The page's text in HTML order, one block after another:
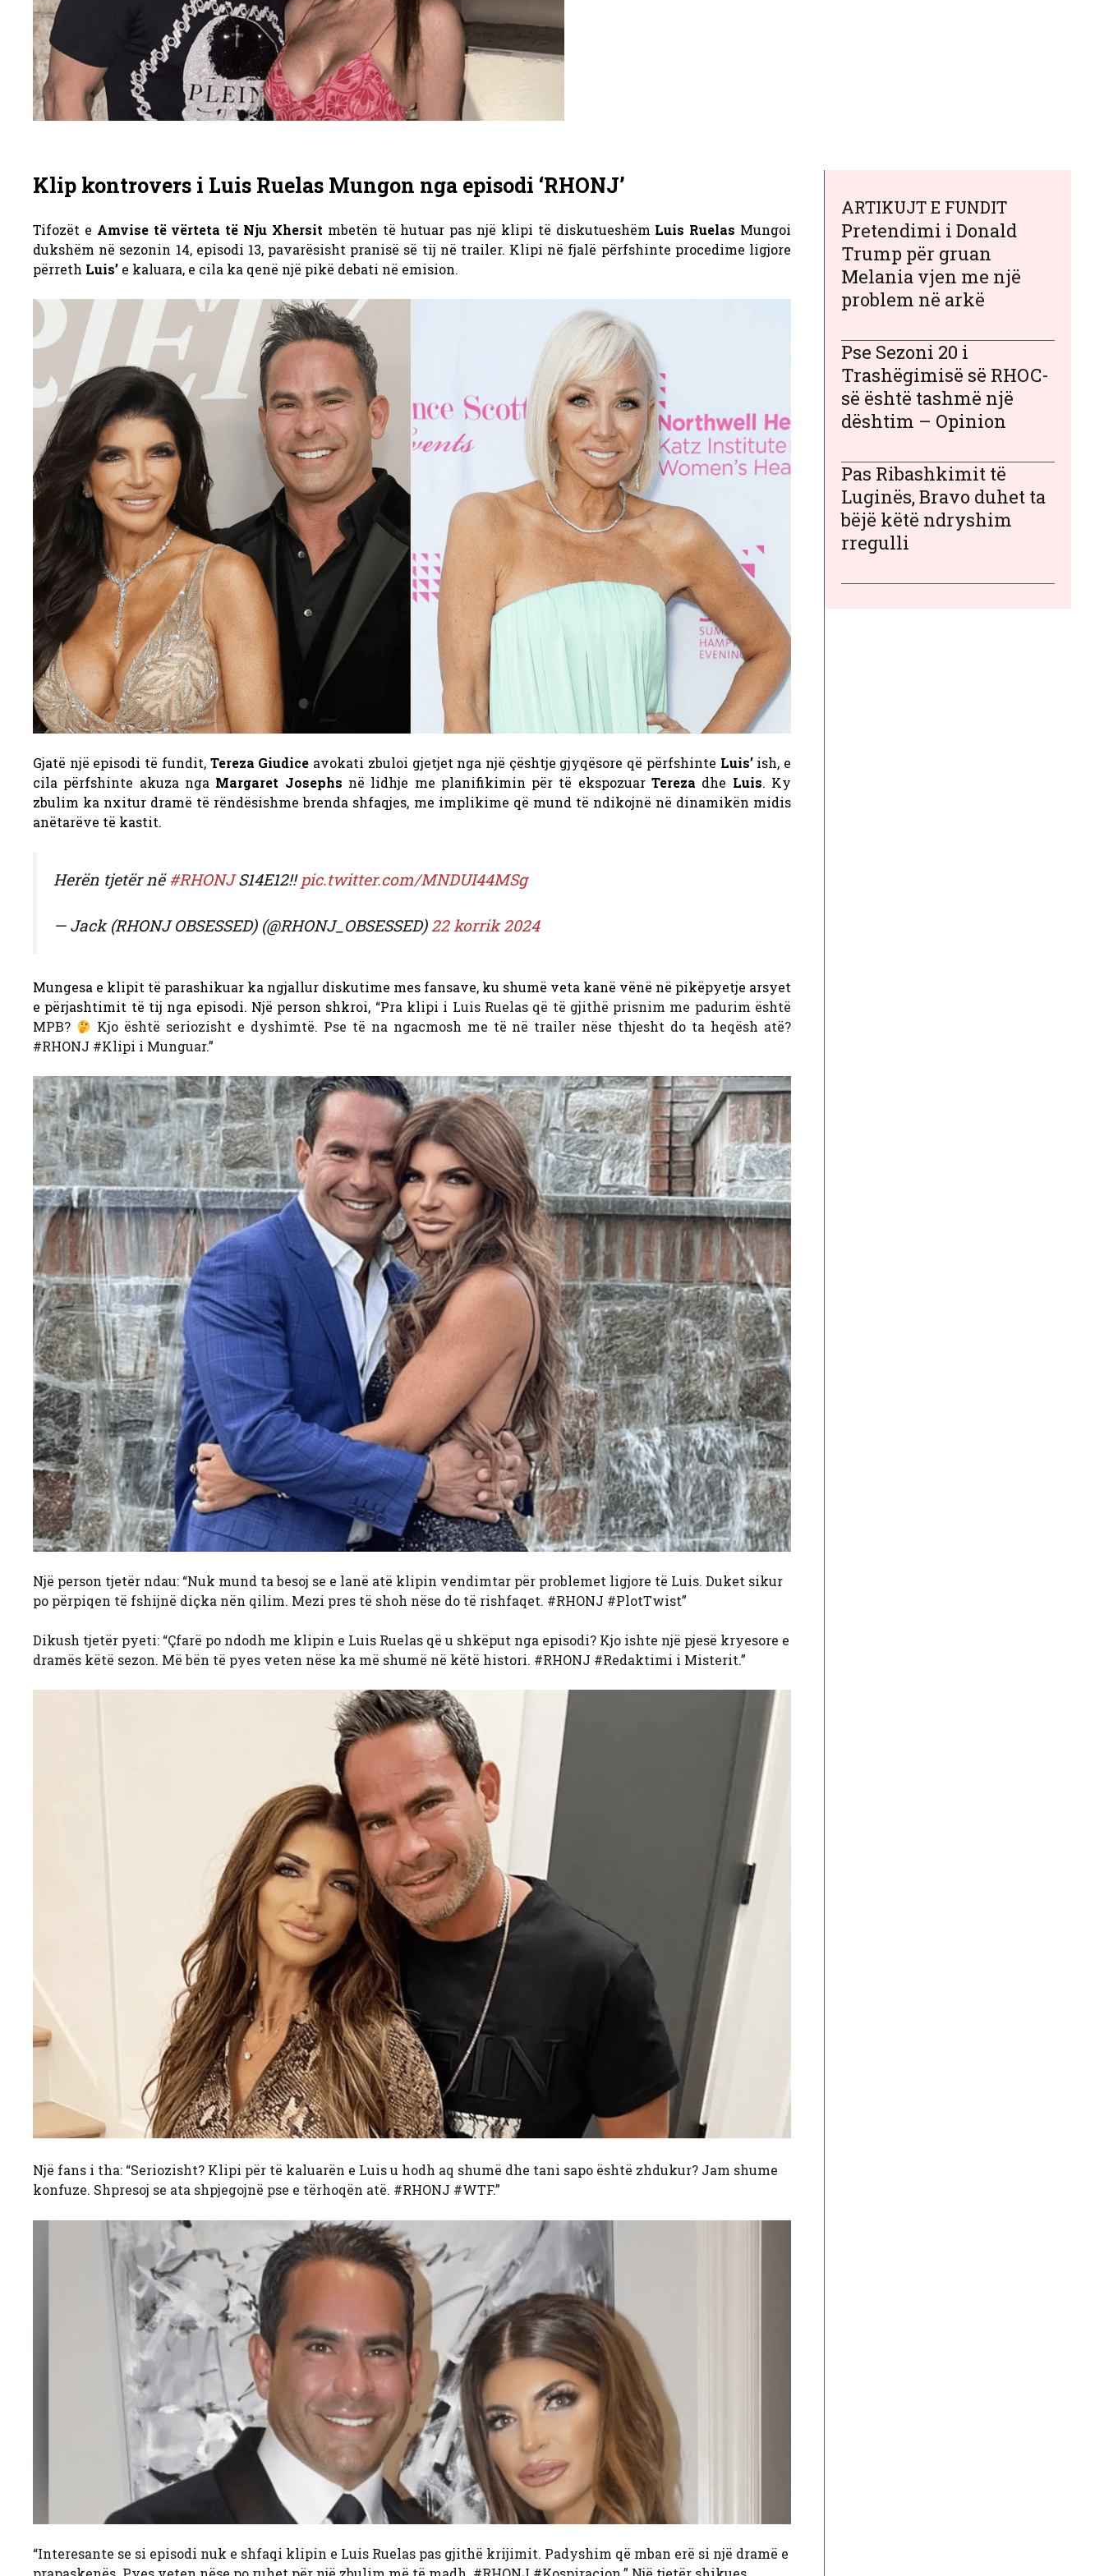
Klip kontrovers i Luis Ruelas Mungon nga episodi ‘RHONJ’
Tifozët e Amvise të vërteta të Nju Xhersitmbetën të hutuar pas një klipi të diskutueshëm Luis Ruelas Mungoi
dukshëm në sezonin 14, episodi 13, pavarësisht pranisë së tij në trailer. Klipi në fjalë përfshinte procedime ligjore
përreth Luis’ e kaluara, e cila ka qenë një pikë debati në emision.
Gjatë një episodi të fundit, Tereza Giudice avokati zbuloi gjetjet nga një çështje gjyqësore që përfshinte Luis’ish, e
cila përfshinte akuza nga Margaret Josephs në lidhje me planifikimin për të ekspozuarTereza dhe Luis. Ky
zbulim ka nxitur dramë të rëndësishme brenda shfaqjes, me implikime që mund të ndikojnë në dinamikën midis
anëtarëve të kastit.
Herën tjetër në#RHONJS14E12!! pic.twitter.com/MNDUI44MSg
— Jack (RHONJ OBSESSED) (@RHONJ_OBSESSED) 22 korrik 2024
Mungesa e klipit të parashikuar ka ngjallur diskutime mes fansave, ku shumë veta kanë vënë në pikëpyetje arsyet
e përjashtimit të tij nga episodi. Një person shkroi, “Pra klipi i Luis Ruelas që të gjithë prisnim me padurim është
MPB?
Kjo është seriozisht e dyshimtë. Pse të na ngacmosh me të në trailer nëse thjesht do ta heqësh atë?
#RHONJ #Klipi i Munguar.”
Një person tjetër ndau: “Nuk mund ta besoj se e lanë atë klipin vendimtar për problemet ligjore të Luis. Duket sikur
po përpiqen të fshijnë diçka nën qilim. Mezi pres të shoh nëse do të rishfaqet. #RHONJ #PlotTwist”
Dikush tjetër pyeti: “Çfarë po ndodh me klipin e Luis Ruelas që u shkëput nga episodi? Kjo ishte një pjesë kryesore e
dramës këtë sezon. Më bën të pyes veten nëse ka më shumë në këtë histori. #RHONJ #Redaktimi i Misterit.”
Një fans i tha: “Seriozisht? Klipi për të kaluarën e Luis u hodh aq shumë dhe tani sapo është zhdukur? Jam shume
konfuze. Shpresoj se ata shpjegojnë pse e tërhoqën atë. #RHONJ #WTF.”
“Interesante se si episodi nuk e shfaqi klipin e Luis Ruelas pas gjithë krijimit. Padyshim që mban erë si një dramë e
ARTIKUJT E FUNDIT
Pretendimi i Donald
Trump për gruan
Melania vjen me një
problem në arkë
Pse Sezoni 20 i
Trashëgimisë së RHOC-
së është tashmë një
dështim – Opinion
Pas Ribashkimit të
Luginës, Bravo duhet ta
bëjë këtë ndryshim
rregulli